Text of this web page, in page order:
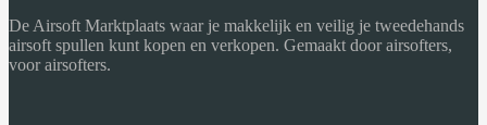
De Airsoft Marktplaats waar je makkelijk en veilig je tweedehands
airsoft spullen kunt kopen en verkopen. Gemaakt door airsofters,
voor airsofters.